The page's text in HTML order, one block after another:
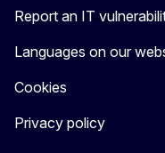
Report an IT
Languages on our
Cookies
Privacy policy